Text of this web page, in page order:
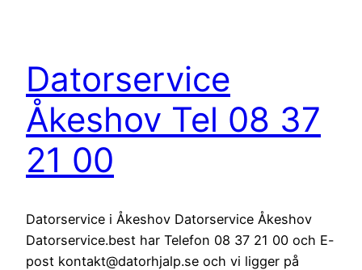
Datorservice
Åkeshov Tel 08 37
21 00
Datorservice i Åkeshov Datorservice Åkeshov
Datorservice.best har Telefon 08 37 21 00 och E-
post kontakt@datorhjalp.se och vi ligger på